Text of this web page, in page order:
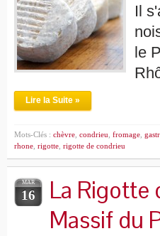
Il
le
Lire la Suite »
Mots-Clés : chèvre condrieu fromage
rhone rigotte rigotte de condrieu
MAR
16
La Rigotte
Massif du